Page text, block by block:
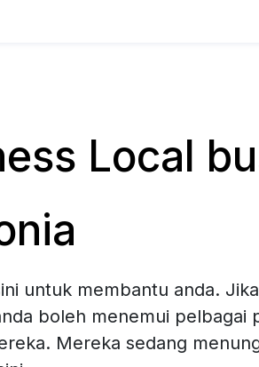
Local
untuk membantu anda.
boleh menemui pelbagai
Mereka sedang